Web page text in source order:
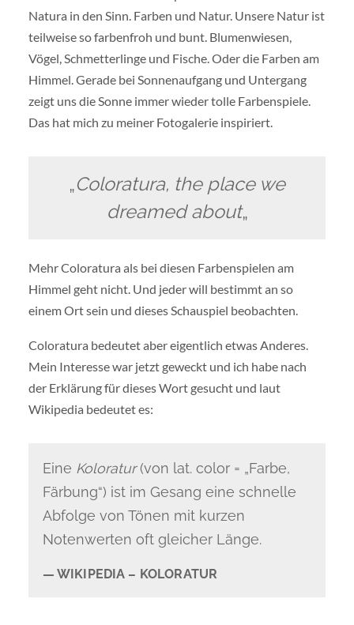
Natura in den Sinn. Farben und Natur. Unsere Natur ist
teilweise so farbenfroh und bunt. Blumenwiesen,
Vögel, Schmetterlinge und Fische. Oder die Farben am
Himmel. Gerade bei Sonnenaufgang und Untergang
zeigt uns die Sonne immer wieder tolle Farbenspiele.
Das hat mich zu meiner Fotogalerie inspiriert.
„Coloratura, the place we
dreamed about„
Mehr Coloratura als bei diesen Farbenspielen am
Himmel geht nicht. Und jeder will bestimmt an so
einem Ort sein und dieses Schauspiel beobachten.
Coloratura bedeutet aber eigentlich etwas Anderes.
Mein Interesse war jetzt geweckt und ich habe nach
der Erklärung für dieses Wort gesucht und laut
Wikipedia bedeutet es:
Eine Koloratur(von lat. color = „Farbe,
Färbung“) ist im Gesang eine schnelle
Abfolge von Tönen mit kurzen
Notenwerten oft gleicher Länge.
WIKIPEDIA – KOLORATUR